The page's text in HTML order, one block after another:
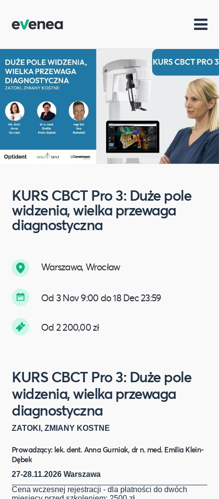
KURS CBCT Pro 3: Duże pole
widzenia, wielka przewaga
diagnostyczna
Warszawa, Wrocław
Od 3 Nov 9:00 do 18 Dec 23:59
Od 2 200,00 zł
KURS CBCT Pro 3: Duże pole
widzenia, wielka przewaga
diagnostyczna
ZATOKI, ZMIANY KOSTNE
Prowadzący: lek. dent. Anna Gurniak, dr n. med. Emilia Klein-
Dębek
27-28.11.2026 Warszawa
Cena wczesnej rejestracji - dla płatności do dwóch